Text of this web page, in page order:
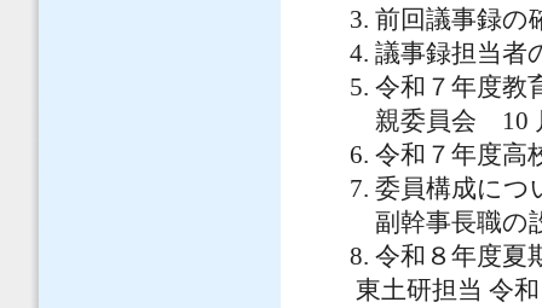
3. 前回議事録の
4. 議事録担当者
5. 令和７年度教
親委員会 10
6. 令和７年度高
7. 委員構成につ
副幹事長職の
8. 令和８年度夏
東土研担当 令